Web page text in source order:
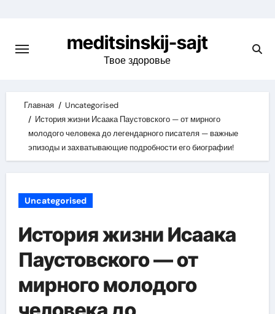
content
meditsinskij-sajt
Твое здоровье
Главная
Uncategorised
История жизни Исаака Паустовского — от мирного
молодого человека до легендарного писателя — важные
эпизоды и захватывающие подробности его биографии!
Uncategorised
История жизни Исаака
Паустовского — от
мирного молодого